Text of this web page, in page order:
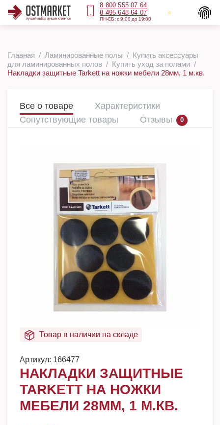
8 800 555 07 64
8 495 648 64 07
ПН-СБ: с 9:00 до 19:00
Главная Ламинированные полы
Купить аксессуары
для ламинированных полов
Купить уход за полами
Накладки защитные Tarkett на ножки мебели 28мм, 1 м.кв.
Все о товаре
Характеристики
Сопутствующие товары
Отзывы 0
Товар в наличии на складе
Артикул: 166477
НАКЛАДКИ ЗАЩИТНЫЕ
TARKETT НА НОЖКИ
МЕБЕЛИ 28ММ, 1 М.КВ.